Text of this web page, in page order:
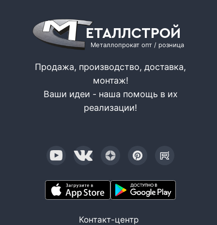
ЕТАЛЛСТРОЙ
Металлопрокат опт / розница
Продажа, производство, доставка,
монтаж!
Ваши идеи - наша помощь в их
реализации!
Контакт-центр